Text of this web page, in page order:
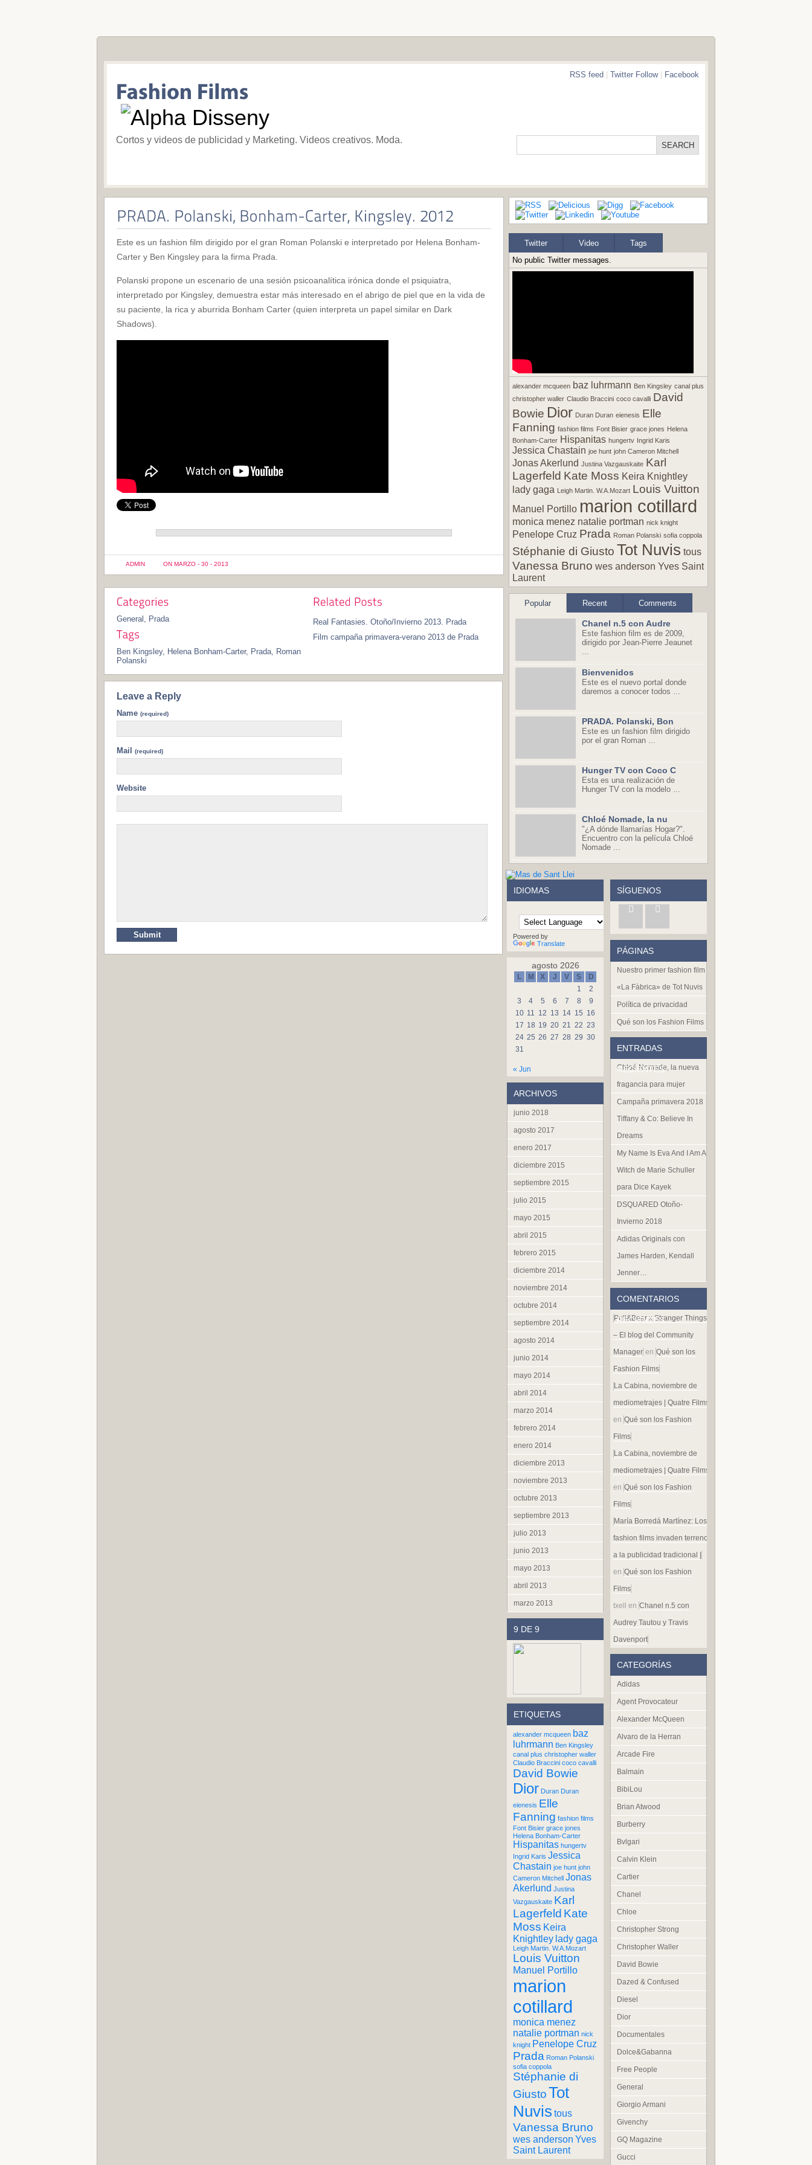
Cortos y videos de publicidad y Marketing. Videos creativos. Moda.
RSS feed Twitter Follow| Facebook
Este es un fashion film dirigido por el gran Roman Polanski e interpretado por Helena Bonham-
Carter y Ben Kingsley para la firma Prada.
Polanski propone un escenario de una sesión psicoanalítica irónica donde el psiquiatra,
interpretado por Kingsley, demuestra estar más interesado en el abrigo de piel que en la vida de
su paciente, la rica y aburrida Bonham Carter (quien interpreta un papel similar en Dark
Shadows).
ADMIN ON MARZO - 30 - 2013
General , Prada
Ben Kingsley, Helena Bonham-Carter, Prada, Roman
Polanski
Real Fantasies. Otoño/Invierno 2013. Prada
Film campaña primavera-verano 2013 de Prada
Leave a Reply
Name (required)
Mail (required)
Website
Twitter Video
Tags
No public Twitter messages.
alexander mcqueen baz luhrmann Ben Kingsley canal plus
christopher waller Claudio Braccini coco cavalli David
Bowie Dior Duran Duran eienesis Elle
Fanning fashion films Font Bisier grace jones Helena
Bonham-Carter Hispanitas hungertv Ingrid Karis
Jessica Chastain joe hunt john Cameron Mitchell
Jonas Akerlund Justina Vazgauskaite Karl
Lagerfeld Kate Moss Keira Knightley
lady gaga Leigh Martin. W.A.Mozart Louis Vuitton
Manuel Portillo marion cotillard
monica menez natalie portman nick knight
Penelope Cruz Prada Roman Polanski sofia coppola
Stéphanie di Giusto Tot Nuvis tous
Vanessa Bruno wes anderson Yves Saint
Laurent
Popular Recent Comments
Chanel n.5 con Audre
Este fashion film es de 2009,
dirigido por Jean-Pierre Jeaunet
...
Bienvenidos
Este es el nuevo portal donde
daremos a conocer todos ...
PRADA. Polanski, Bon
Este es un fashion film dirigido
por el gran Roman ...
Hunger TV con Coco C
Esta es una realización de
Hunger TV con la modelo ...
Chloé Nomade, la nu
"¿A dónde llamarías Hogar?".
Encuentro con la película Chloé
Nomade ...
IDIOMAS
Powered by
Translate
agosto 2026
L M X J V S
D
1
2
3
4 5 6 7 8
9
10 11 12 13 14 15 16
17 18 19 20 21 22 23
24 25 26 27 28 29 30
31
« Jun
ARCHIVOS
junio 2018
agosto 2017
enero 2017
diciembre 2015
septiembre 2015
julio 2015
mayo 2015
abril 2015
febrero 2015
diciembre 2014
noviembre 2014
octubre 2014
septiembre 2014
agosto 2014
junio 2014
mayo 2014
abril 2014
marzo 2014
febrero 2014
enero 2014
diciembre 2013
noviembre 2013
octubre 2013
septiembre 2013
julio 2013
junio 2013
mayo 2013
abril 2013
marzo 2013
9 DE 9
ETIQUETAS
alexander mcqueen baz
luhrmann Ben Kingsley
canal plus christopher waller
Claudio Braccini coco cavalli
David Bowie
Dior Duran Duran
eienesis Elle
Fanning fashion films
Font Bisier grace jones
Helena Bonham-Carter
Hispanitas hungertv
Ingrid Karis Jessica
Chastain joe hunt john
Cameron Mitchell Jonas
Akerlund Justina
Vazgauskaite Karl
Lagerfeld Kate
Moss Keira
Knightley lady gaga
Leigh Martin. W.A.Mozart
Louis Vuitton
Manuel Portillo
marion
cotillard
monica menez
natalie portman nick
knight Penelope Cruz
Prada Roman Polanski
sofia coppola
Stéphanie di
GiustoTot
Nuvis tous
Vanessa Bruno
wes anderson Yves
Saint Laurent
SÍGUENOS
PÁGINAS
Nuestro primer fashion film
«La Fàbrica» de Tot Nuvis
Política de privacidad
Qué son los Fashion Films
ENTRADAS
RECIENTES
Chloé Nomade, la nueva
fragancia para mujer
Campaña primavera 2018
Tiffany & Co: Believe In
Dreams
My Name Is Eva And I Am A
Witch de Marie Schuller
para Dice Kayek
DSQUARED Otoño-
Invierno 2018
Adidas Originals con
James Harden, Kendall
Jenner…
COMENTARIOS
RECIENTES
Pull&Bear x Stranger Things
– El blog del Community
Manager en Qué son los
Fashion Films
La Cabina, noviembre de
mediometrajes | Quatre Films
en Qué son los Fashion
Films
La Cabina, noviembre de
mediometrajes | Quatre Films
en Qué son los Fashion
Films
María Borredá Martínez: Los
fashion films invaden terreno
a la publicidad tradicional |
en Qué son los Fashion
Films
txell
en Chanel n.5 con
Audrey Tautou y Travis
Davenport
CATEGORÍAS
Adidas
Agent Provocateur
Alexander McQueen
Alvaro de la Herran
Arcade Fire
Balmain
BibiLou
Brian Atwood
Burberry
Bvlgari
Calvin Klein
Cartier
Chanel
Chloe
Christopher Strong
Christopher Waller
David Bowie
Dazed & Confused
Diesel
Dior
Documentales
Dolce&Gabanna
Free People
General
Giorgio Armani
Givenchy
GQ Magazine
Gucci